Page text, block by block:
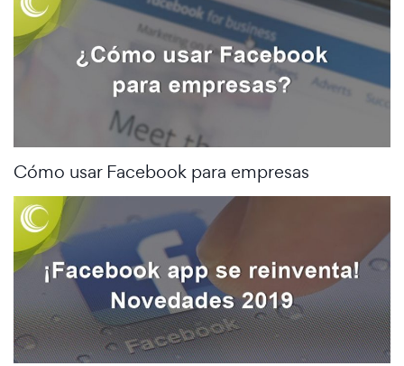
Cómo usar Facebook para empresas